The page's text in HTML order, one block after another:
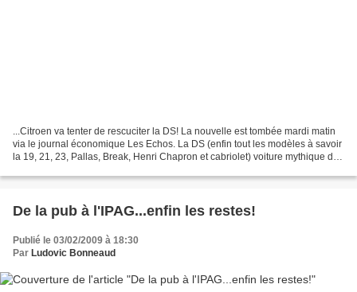
...Citroen va tenter de rescuciter la DS! La nouvelle est tombée mardi matin
via le journal économique Les Echos. La DS (enfin tout les modèles à savoir
la 19, 21, 23, Pallas, Break, Henri Chapron et cabriolet) voiture mythique du
De la pub à l'IPAG...enfin les restes!
Publié le 03/02/2009 à 18:30
Par Ludovic Bonneaud